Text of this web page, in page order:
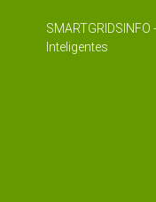
Inteligentes